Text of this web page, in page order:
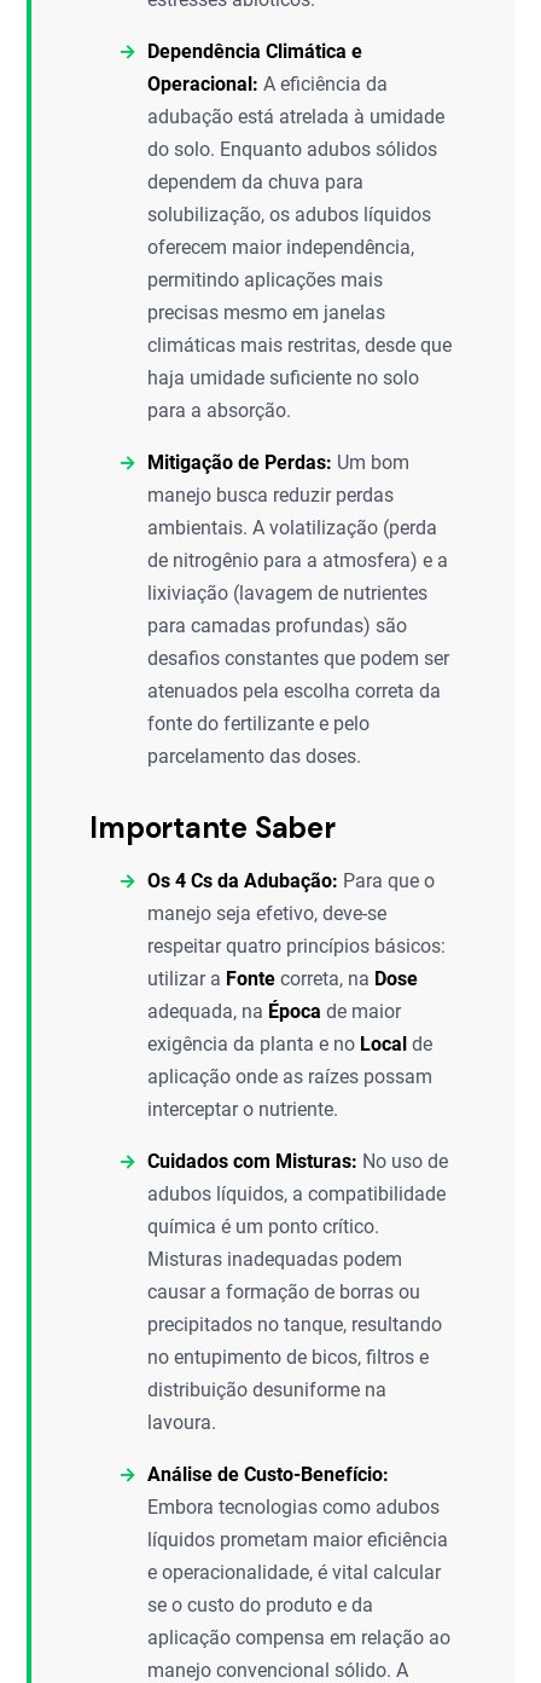
Dependência Climática e
Operacional: A eficiência da
adubação está atrelada à umidade
do solo. Enquanto adubos sólidos
dependem da chuva para
solubilização, os adubos líquidos
oferecem maior independência,
permitindo aplicações mais
precisas mesmo em janelas
climáticas mais restritas, desde que
haja umidade suficiente no solo
para a absorção.
Mitigação de Perdas: Um bom
manejo busca reduzir perdas
ambientais. A volatilização (perda
de nitrogênio para a atmosfera) e a
lixiviação (lavagem de nutrientes
para camadas profundas) são
desafios constantes que podem ser
atenuados pela escolha correta da
fonte do fertilizante e pelo
parcelamento das doses.
Importante Saber
Os 4 Cs da Adubação: Para que o
manejo seja efetivo, deve-se
respeitar quatro princípios básicos:
utilizar a Fonte correta, na Dose
adequada, na Época de maior
exigência da planta e no Local de
aplicação onde as raízes possam
interceptar o nutriente.
Cuidados com Misturas: No uso de
adubos líquidos, a compatibilidade
química é um ponto crítico.
Misturas inadequadas podem
causar a formação de borras ou
precipitados no tanque, resultando
no entupimento de bicos, filtros e
distribuição desuniforme na
lavoura.
Análise de Custo-Benefício:
Embora tecnologias como adubos
líquidos prometam maior eficiência
e operacionalidade, é vital calcular
se o custo do produto e da
aplicação compensa em relação ao
manejo convencional sólido. A